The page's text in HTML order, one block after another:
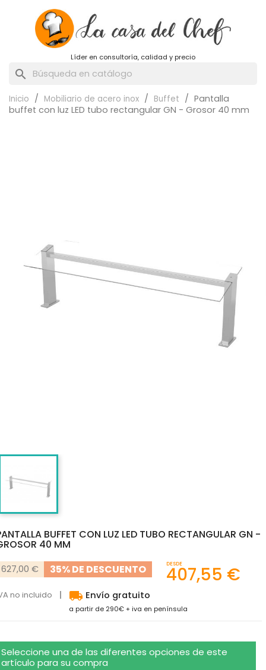
Líder en consultoría, calidad y precio
search
Inicio Mobiliario de acero inox Buffet
Pantalla
buffet con luz LED tubo rectangular GN - Grosor 40 mm
BUFFET CON LUZ LED TUBO RECTANGULAR GN -
40 MM
627,00 € 35% DE DESCUENTO DESDE
407,55 €
no incluido local_shipping Envío gratuito
a partir de 290€ + iva en península
Seleccione una de las diferentes opciones de este
artículo para su compra